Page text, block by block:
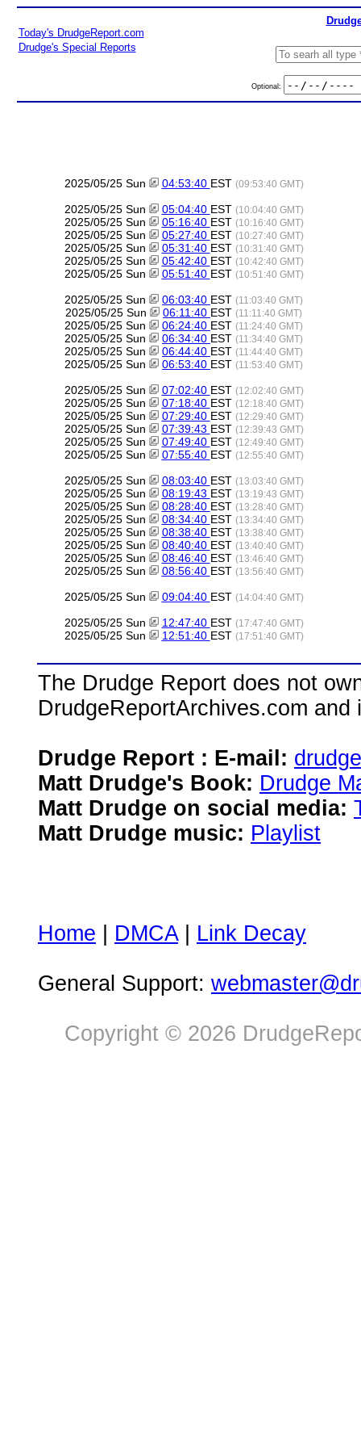
Today's DrudgeReport.com
Drudge's Special Reports
Optional:
2025/05/25 Sun 04:53:40 EST (09:53:40 GMT)
2025/05/25 Sun 05:04:40 EST (10:04:40 GMT)
2025/05/25 Sun 05:16:40 EST (10:16:40 GMT)
2025/05/25 Sun 05:27:40 EST (10:27:40 GMT)
2025/05/25 Sun 05:31:40 EST (10:31:40 GMT)
2025/05/25 Sun 05:42:40 EST (10:42:40 GMT)
2025/05/25 Sun 05:51:40 EST (10:51:40 GMT)
2025/05/25 Sun 06:03:40 EST (11:03:40 GMT)
2025/05/25 Sun 06:11:40 EST (11:11:40 GMT)
2025/05/25 Sun 06:24:40 EST (11:24:40 GMT)
2025/05/25 Sun 06:34:40 EST (11:34:40 GMT)
2025/05/25 Sun 06:44:40 EST (11:44:40 GMT)
2025/05/25 Sun 06:53:40 EST (11:53:40 GMT)
2025/05/25 Sun 07:02:40 EST (12:02:40 GMT)
2025/05/25 Sun 07:18:40 EST (12:18:40 GMT)
2025/05/25 Sun 07:29:40 EST (12:29:40 GMT)
2025/05/25 Sun 07:39:43 EST (12:39:43 GMT)
2025/05/25 Sun 07:49:40 EST (12:49:40 GMT)
2025/05/25 Sun 07:55:40 EST (12:55:40 GMT)
2025/05/25 Sun 08:03:40 EST (13:03:40 GMT)
2025/05/25 Sun 08:19:43 EST (13:19:43 GMT)
2025/05/25 Sun 08:28:40 EST (13:28:40 GMT)
2025/05/25 Sun 08:34:40 EST (13:34:40 GMT)
2025/05/25 Sun 08:38:40 EST (13:38:40 GMT)
2025/05/25 Sun 08:40:40 EST (13:40:40 GMT)
2025/05/25 Sun 08:46:40 EST (13:46:40 GMT)
2025/05/25 Sun 08:56:40 EST (13:56:40 GMT)
2025/05/25 Sun 09:04:40 EST (14:04:40 GMT)
2025/05/25 Sun 12:47:40 EST (17:47:40 GMT)
2025/05/25 Sun 12:51:40 EST (17:51:40 GMT)
The Drudge Report does not
DrudgeReportArchives.com
Drudge Report : E-mail:
Matt Drudge's Book: Drudge
Matt Drudge on social media:
Matt Drudge music: Playlist
Home DMCA| Link Decay
General Support:
Copyright © 2026